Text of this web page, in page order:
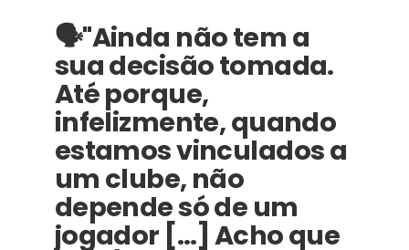
🗣️"Ainda não tem a
sua decisão tomada.
Até porque,
infelizmente, quando
estamos vinculados a
um clube, não
depende só de um
jogador […] Acho que